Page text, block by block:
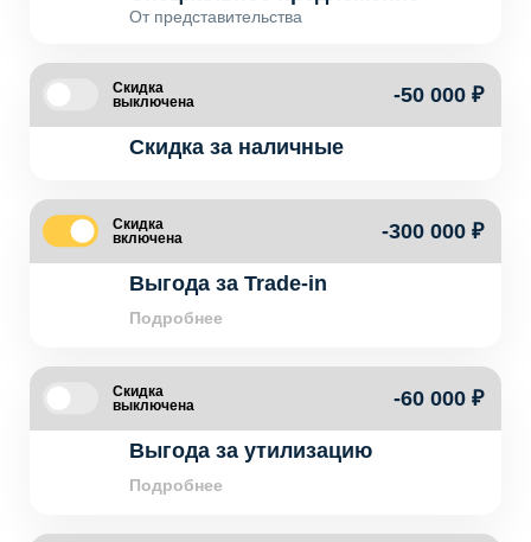
От представительства
Скидка
выключена
-50 000 ₽
Скидка за наличные
Скидка
включена
-300 000 ₽
Выгода за Trade-in
Подробнее
Скидка
выключена
-60 000 ₽
Выгода за утилизацию
Подробнее